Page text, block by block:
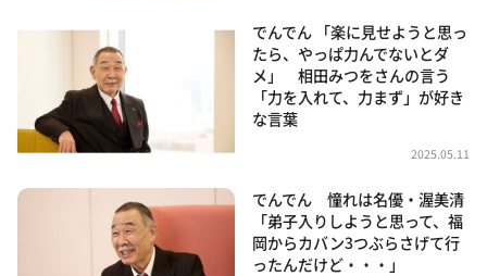
でんでん 「楽に見せようと思っ
たら、やっぱ力んでないとダ
メ」 相田みつをさんの言う
「力を入れて、力まず」が好き
な言葉
2025.05.11
でんでん 憧れは名優・渥美清
「弟子入りしようと思って、福
岡からカバン3つぶらさげて行
ったんだけど・・・」